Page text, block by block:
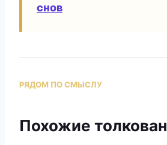
снов
РЯДОМ ПО СМЫСЛУ
Похожие